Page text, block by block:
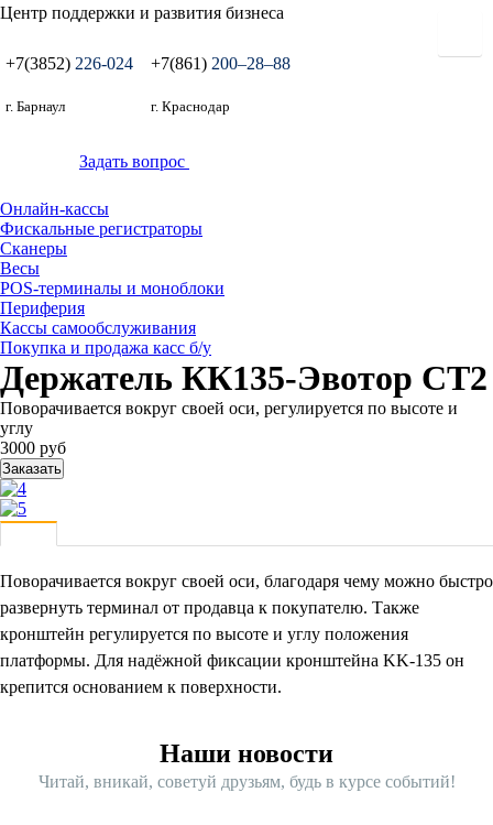
Центр поддержки и развития бизнеса
+7(3852) 226-024
г. Барнаул
+7(861) 200‒28‒88
г. Краснодар
Задать вопрос
Онлайн-кассы
Фискальные регистраторы
Сканеры
Весы
POS-терминалы и моноблоки
Периферия
Кассы самообслуживания
Покупка и продажа касс б/у
Держатель КК135-Эвотор СТ2
Поворачивается вокруг своей оси, регулируется по высоте и
углу
3000 руб
Заказать
Поворачивается вокруг своей оси, благодаря чему можно быстро
развернуть терминал от продавца к покупателю. Также
кронштейн регулируется по высоте и углу положения
платформы. Для надёжной фиксации кронштейна KK-135 он
крепится основанием к поверхности.
Наши новости
Читай, вникай, советуй друзьям, будь в курсе событий!